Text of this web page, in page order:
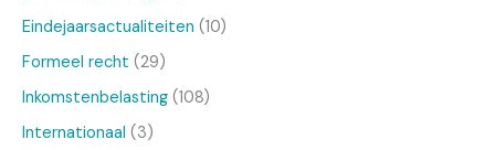
Eindejaarsactualiteiten (10)
Formeel recht (29)
Inkomstenbelasting (108)
Internationaal (3)